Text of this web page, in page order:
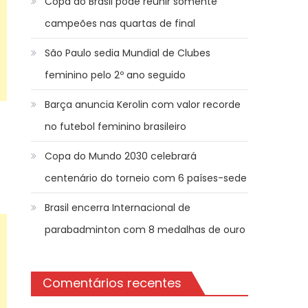
campeões nas quartas de final
São Paulo sedia Mundial de Clubes
feminino pelo 2º ano seguido
Barça anuncia Kerolin com valor recorde
no futebol feminino brasileiro
Copa do Mundo 2030 celebrará
centenário do torneio com 6 países-sede
Brasil encerra Internacional de
parabadminton com 8 medalhas de ouro
Comentários recentes